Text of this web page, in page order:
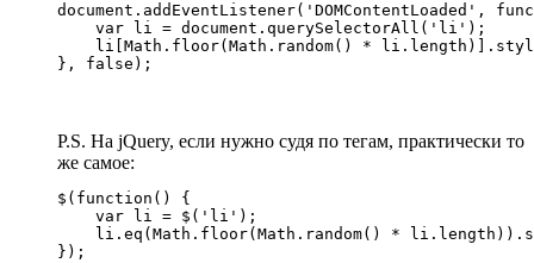
document.addEventListener('DOMContentLoaded',
    var li = document.querySelectorAll('li');
li[Math.floor(Math.random() *
}, false);
P.S. На jQuery, если нужно судя по тегам, практически то
же самое:
$(function() {
    var li = $('li');
li.eq(Math.floor(Math.random() *
});